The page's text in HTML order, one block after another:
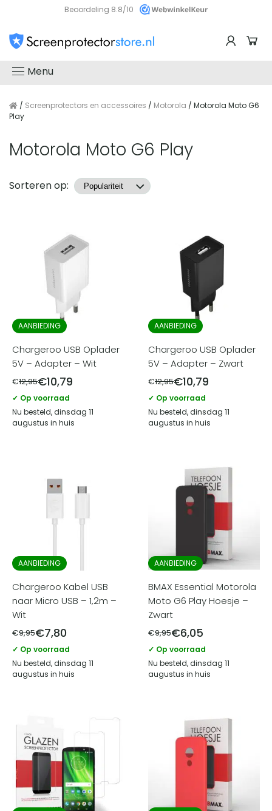
Beoordeling 8.8/10
Menu
/ Screenprotectors en accessoires / Motorola / Motorola Moto G6
Play
Motorola Moto G6 Play
Producten
Sorteren op:
AANBIEDING
Chargeroo USB Oplader
5V – Adapter – Wit
€12,95€10,79
✓ Op voorraad
Nu besteld, dinsdag 11
augustus in huis
AANBIEDING
Chargeroo USB Oplader
5V – Adapter – Zwart
€12,95€10,79
✓ Op voorraad
Nu besteld, dinsdag 11
augustus in huis
AANBIEDING
Chargeroo Kabel USB
naar Micro USB – 1,2m –
Wit
€9,95€7,80
✓ Op voorraad
Nu besteld, dinsdag 11
augustus in huis
AANBIEDING
BMAX Essential Motorola
Moto G6 Play Hoesje –
Zwart
€9,95€6,05
✓ Op voorraad
Nu besteld, dinsdag 11
augustus in huis